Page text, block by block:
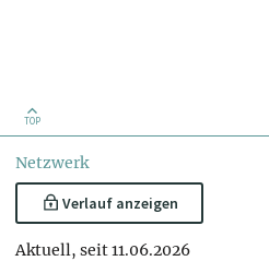
TOP
Netzwerk
Verlauf anzeigen
Aktuell, seit 11.06.2026